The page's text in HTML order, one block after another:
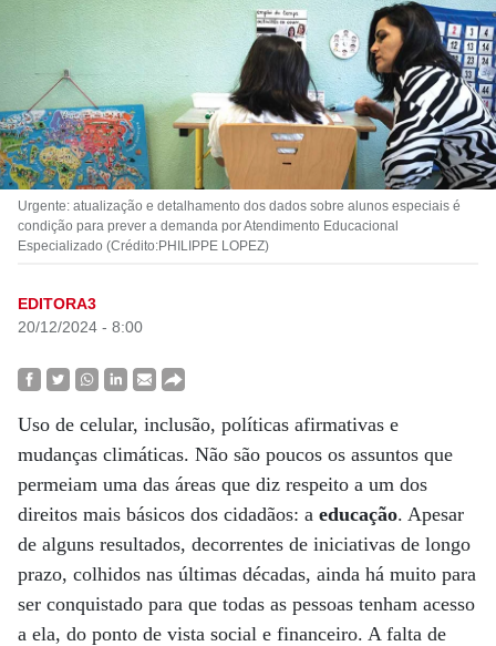
Urgente: atualização e detalhamento dos dados sobre alunos especiais é
condição para prever a demanda por Atendimento Educacional
Especializado (Crédito:PHILIPPE LOPEZ)
EDITORA3
20/12/2024 - 8:00
Uso de celular, inclusão, políticas afirmativas e
mudanças climáticas. Não são poucos os assuntos que
permeiam uma das áreas que diz respeito a um dos
direitos mais básicos dos cidadãos: a educação. Apesar
de alguns resultados, decorrentes de iniciativas de longo
prazo, colhidos nas últimas décadas, ainda há muito para
ser conquistado para que todas as pessoas tenham acesso
a ela, do ponto de vista social e financeiro. A falta de